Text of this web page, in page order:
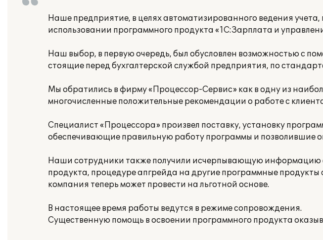
Наше предприятие, в целях автоматизированного ведения
использовании программного продукта «1С:Зарплата и
Наш выбор, в первую очередь, был обусловлен возможностью с
стоящие перед бухгалтерской службой предприятия, по
Мы обратились в фирму «Процессор-Сервис» как в одну из
многочисленные положительные рекомендации о работе с
Специалист «Процессора» произвел поставку, установку
обеспечивающие правильную работу программы и позволившие
Наши сотрудники также получили исчерпывающую информацию
продукта, процедуре апгрейда на другие программные
компания теперь может провести на льготной основе.
В настоящее время работы ведутся в режиме сопровождения.
Существенную помощь в освоении программного продукта